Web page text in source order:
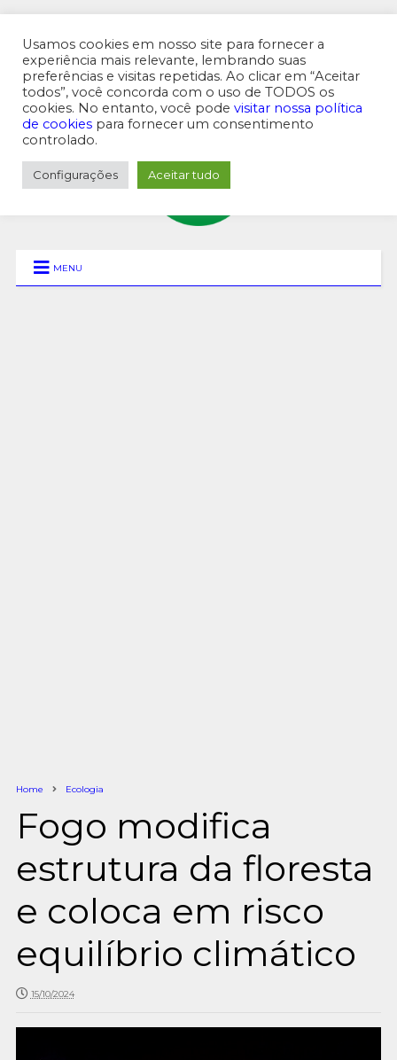
MENU SUPERIOR
MENU
Home Ecologia
Fogo modifica
estrutura da floresta
e coloca em risco
equilíbrio climático
15/10/2024
Usamos cookies em nosso site para fornecer a
experiência mais relevante, lembrando suas
preferências e visitas repetidas. Ao clicar em “Aceitar
todos”, você concorda com o uso de TODOS os
cookies. No entanto, você pode visitar nossa política
de cookies para fornecer um consentimento
controlado.
Configurações Aceitar tudo